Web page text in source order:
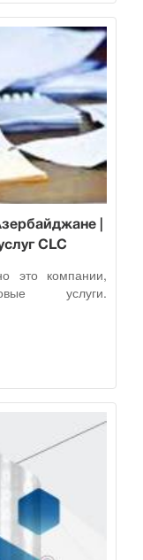
|
CLC
это компании,
услуги.